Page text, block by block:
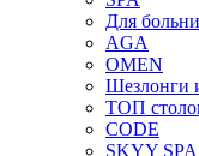
Для
AGA
OMEN
Шезлонги
ТОП
CODE
SKYY SPA